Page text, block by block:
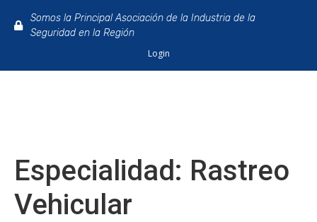
Somos la Principal Asociación de la Industria de la
Seguridad en la Región
Login
Especialidad: Rastreo
Vehicular